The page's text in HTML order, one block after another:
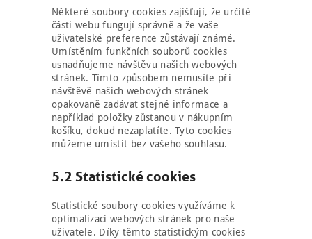
Některé soubory cookies zajišťují, že určité
části webu fungují správně a že vaše
uživatelské preference zůstávají známé.
Umístěním funkčních souborů cookies
usnadňujeme návštěvu našich webových
stránek. Tímto způsobem nemusíte při
návštěvě našich webových stránek
opakovaně zadávat stejné informace a
například položky zůstanou v nákupním
košíku, dokud nezaplatíte. Tyto cookies
můžeme umístit bez vašeho souhlasu.
5.2 Statistické cookies
Statistické soubory cookies využíváme k
optimalizaci webových stránek pro naše
uživatele. Díky těmto statistickým cookies